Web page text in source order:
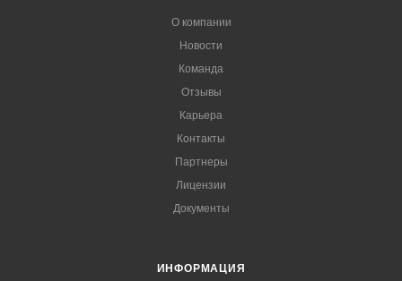
О компании
Новости
Команда
Отзывы
Карьера
Контакты
Партнеры
Лицензии
Документы
ИНФОРМАЦИЯ